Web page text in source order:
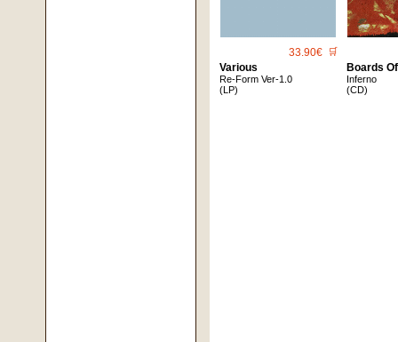
33.90€ 🛒
Various
Re-Form Ver-1.0
(LP)
Boards
Inferno
(CD)